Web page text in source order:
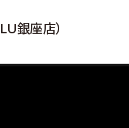
銀座店）